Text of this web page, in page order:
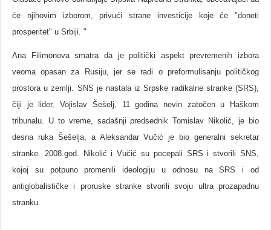
će njihovim izborom, privući strane investicije koje će "doneti
prosperitet" u Srbiji. "
Ana Filimonova smatra da je politički aspekt prevremenih izbora
veoma opasan za Rusiju, jer se radi o preformulisanju političkog
prostora u zemlji. SNS je nastala iz Srpske radikalne stranke (SRS),
čiji je lider, Vojislav Šešelj, 11 godina nevin zatočen u Haškom
tribunalu. U to vreme, sadašnji predsednik Tomislav Nikolić, je bio
desna ruka Šešelja, a Aleksandar Vučić je bio generalni sekretar
stranke. 2008.god. Nikolić i Vučić su pocepali SRS i stvorili SNS,
kojoj su potpuno promenili ideologiju u odnosu na SRS i od
antiglobalističke i proruske stranke stvorili svoju ultra prozapadnu
stranku.